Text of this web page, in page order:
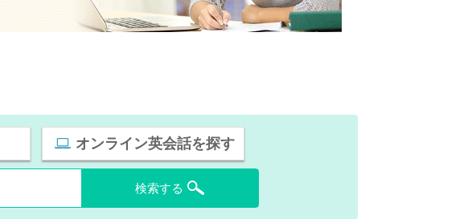
オンライン英会話を探す
検索する